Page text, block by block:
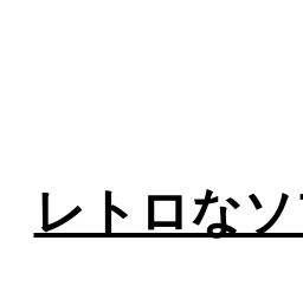
レトロな